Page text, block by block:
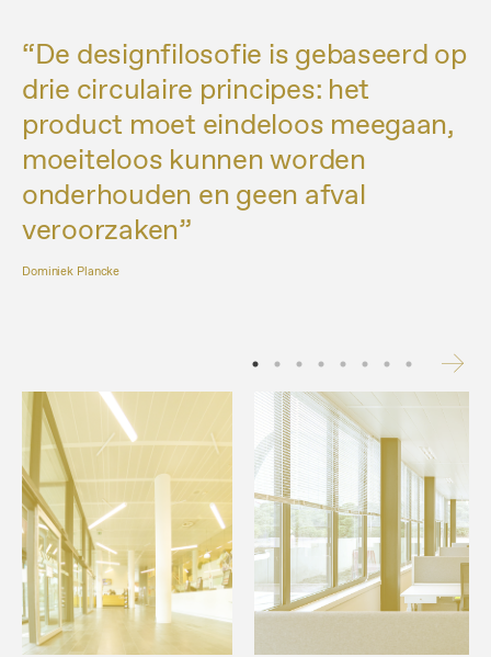
“De designfilosofie is gebaseerd op
drie circulaire principes: het
product moet eindeloos meegaan,
moeiteloos kunnen worden
onderhouden en geen afval
veroorzaken”
Dominiek Plancke